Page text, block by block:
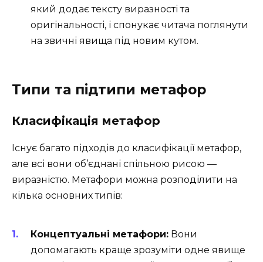
який додає тексту виразності та
оригінальності, і спонукає читача поглянути
на звичні явища під новим кутом.
Типи та підтипи метафор
Класифікація метафор
Існує багато підходів до класифікації метафор,
але всі вони об’єднані спільною рисою —
виразністю. Метафори можна розподілити на
кілька основних типів:
Концептуальні метафори: Вони
допомагають краще зрозуміти одне явище